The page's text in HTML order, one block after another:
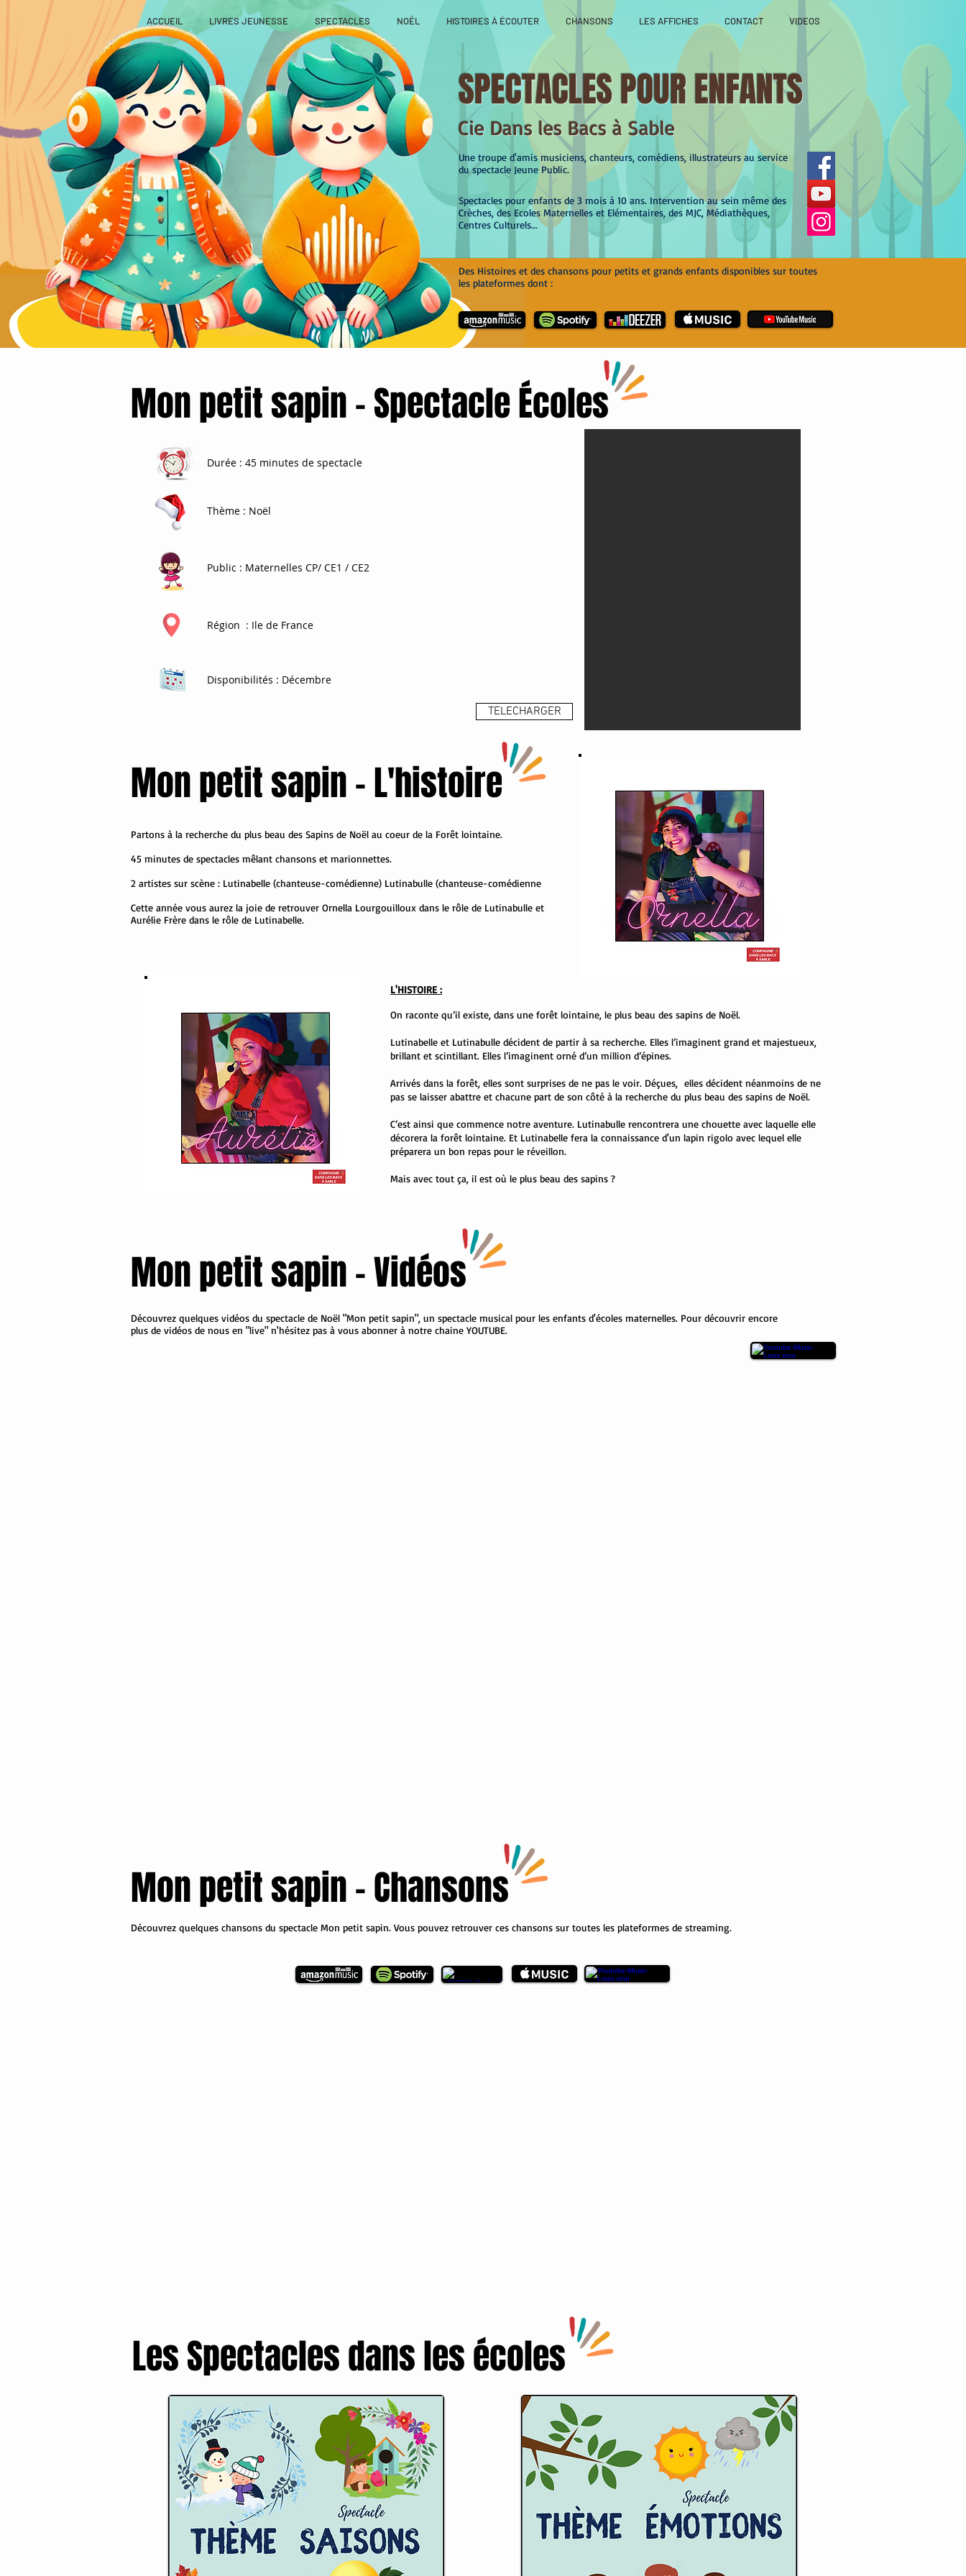
ACCUEIL LIVRES JEUNESSE SPECTACLES NOËL HISTOIRES À ÉCOUTER CHANSONS LES AFFICHES CONTACT VIDEOS
SPECTACLES POUR ENFANTS
Cie Dans les Bacs à Sable
Une troupe d'amis musiciens, chanteurs, comédiens, illustrateurs au service
du spectacle Jeune Public.
Spectacles pour enfants de 3 mois à 10 ans. Intervention au sein même des
Crèches, des Ecoles Maternelles et Elémentaires, des MJC, Médiathèques,
Centres Culturels...
Des Histoires et des chansons pour petits et grands enfants disponibles sur toutes
les plateformes dont :
Mon petit sapin - Spectacle Écoles
Durée : 45 minutes de spectacle
Thème : Noël
Public : Maternelles CP/ CE1 / CE2
Région : Ile de France
Disponibilités : Décembre
TELECHARGER
Mon petit sapin - L'histoire
Partons à la recherche du plus beau des Sapins de Noël au coeur de la Forêt lointaine.
45 minutes de spectacles mêlant chansons et marionnettes.
2 artistes sur scène : Lutinabelle (chanteuse-comédienne) Lutinabulle (chanteuse-comédienne
Cette année vous aurez la joie de retrouver Ornella Lourgouilloux dans le rôle de Lutinabulle et
Aurélie Frère dans le rôle de Lutinabelle.
L'HISTOIRE :
On raconte qu’il existe, dans une forêt lointaine, le plus beau des sapins de Noël.
Lutinabelle et Lutinabulle décident de partir à sa recherche. Elles l’imaginent grand et majestueux,
brillant et scintillant. Elles l’imaginent orné d’un million d’épines.
Arrivés dans la forêt, elles sont surprises de ne pas le voir. Déçues, elles décident néanmoins de ne
pas se laisser abattre et chacune part de son côté à la recherche du plus beau des sapins de Noël.
C’est ainsi que commence notre aventure. Lutinabulle rencontrera une chouette avec laquelle elle
décorera la forêt lointaine. Et Lutinabelle fera la connaissance d'un lapin rigolo avec lequel elle
préparera un bon repas pour le réveillon.
Mais avec tout ça, il est où le plus beau des sapins ?
Mon petit sapin - Vidéos
Découvrez quelques vidéos du spectacle de Noël "Mon petit sapin", un spectacle musical pour les enfants d'écoles maternelles. Pour découvrir encore
plus de vidéos de nous en "live" n'hésitez pas à vous abonner à notre chaine YOUTUBE.
Mon petit sapin - Chansons
Découvrez quelques chansons du spectacle Mon petit sapin. Vous pouvez retrouver ces chansons sur toutes les plateformes de streaming.
Les Spectacles dans les écoles